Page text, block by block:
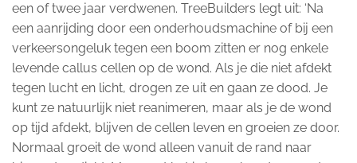
een of twee jaar verdwenen. TreeBuilders legt uit: ‘Na
een aanrijding door een onderhoudsmachine of bij een
verkeersongeluk tegen een boom zitten er nog enkele
levende callus cellen op de wond. Als je die niet afdekt
tegen lucht en licht, drogen ze uit en gaan ze dood. Je
kunt ze natuurlijk niet reanimeren, maar als je de wond
op tijd afdekt, blijven de cellen leven en groeien ze door.
Normaal groeit de wond alleen vanuit de rand naar